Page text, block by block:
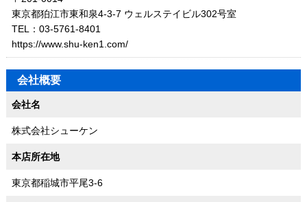
東京都狛江市東和泉4-3-7 ウェルステイビル302号室
TEL：03-5761-8401
https://www.shu-ken1.com/
会社概要
会社名
株式会社シューケン
本店所在地
東京都稲城市平尾3-6